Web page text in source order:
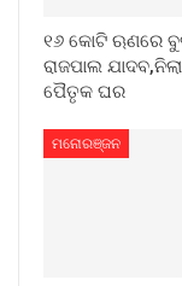
୧୬ କୋଟି ଋଣରେ
ରାଜପାଲ
ପୈତୃକ ଘର
ମନୋରଞ୍ଜନ